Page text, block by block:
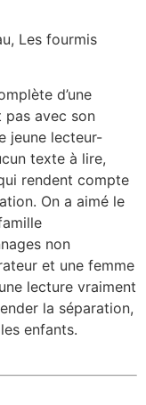
Les fourmis
d’une
pas avec son
jeune lecteur-
texte à lire,
rendent compte
On a aimé le
non
et une femme
lecture vraiment
la séparation,
enfants.